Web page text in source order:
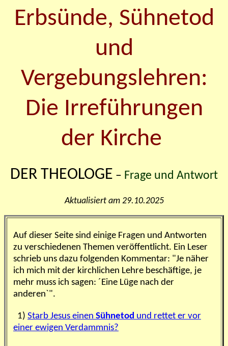
Erbsünde, Sühnetod
und
Vergebungslehren:
Die Irreführungen
der Kirche
DER THEOLOGE – Frage und Antwort
Aktualisiert am 29.10.2025
Auf dieser Seite sind einige Fragen und Antworten
zu verschiedenen Themen veröffentlicht. Ein Leser
schrieb uns dazu folgenden Kommentar: "Je näher
ich mich mit der kirchlichen Lehre beschäftige, je
mehr muss ich sagen: ´Eine Lüge nach der
anderen`".
1) Starb Jesus einen Sühnetod und rettet er vor
einer ewigen Verdammnis?